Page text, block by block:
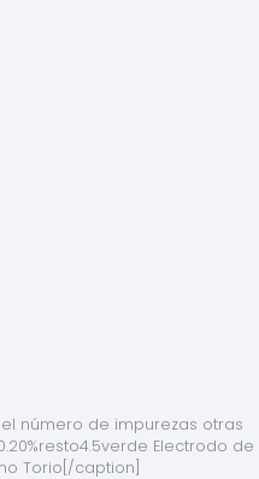
número de impurezas otras
Electrodo de
Torio[/caption]